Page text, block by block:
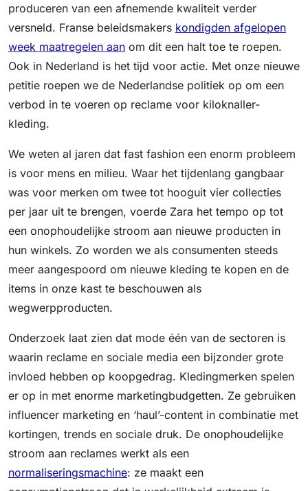
produceren van een afnemende kwaliteit verder
versneld. Franse beleidsmakers kondigden afgelopen
week maatregelen aan om dit een halt toe te roepen.
Ook in Nederland is het tijd voor actie. Met onze nieuwe
petitie roepen we de Nederlandse politiek op om een
verbod in te voeren op reclame voor kiloknaller-
kleding.
We weten al jaren dat fast fashion een enorm probleem
is voor mens en milieu. Waar het tijdenlang gangbaar
was voor merken om twee tot hooguit vier collecties
per jaar uit te brengen, voerde Zara het tempo op tot
een onophoudelijke stroom aan nieuwe producten in
hun winkels. Zo worden we als consumenten steeds
meer aangespoord om nieuwe kleding te kopen en de
items in onze kast te beschouwen als
wegwerpproducten.
Onderzoek laat zien dat mode één van de sectoren is
waarin reclame en sociale media een bijzonder grote
invloed hebben op koopgedrag. Kledingmerken spelen
er op in met enorme marketingbudgetten. Ze gebruiken
influencer marketing en ‘haul’-content in combinatie met
kortingen, trends en sociale druk. De onophoudelijke
stroom aan reclames werkt als een
normaliseringsmachine: ze maakt een